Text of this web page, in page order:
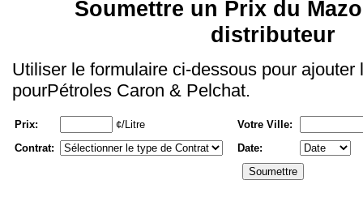
Soumettre un Prix du
distributeur
Utiliser le formulaire ci-dessous pour ajouter
pourPétroles Caron & Pelchat.
Prix: ¢/Litre
Votre Ville:
Contrat:
Date: